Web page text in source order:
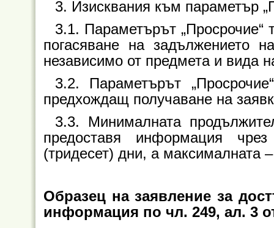
3. Изисквания към параметър
3.1. Параметърът „Просрочие“
погасяване на задължението
независимо от предмета и вида
3.2. Параметърът
предхождащ получаване на
3.3. Минималната
предоставя информация
(тридесет) дни, а максималната
Образец на заявление за
информация по чл. 249, ал. 3